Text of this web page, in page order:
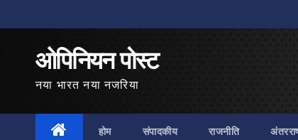
to
ओपिनियन पोस्ट
नया भारत नया नजरिया
होम संपादकीय राजनीति